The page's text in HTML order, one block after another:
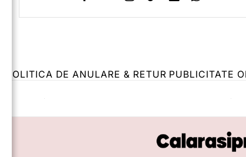
POLITICA DE ANULARE & RETUR PUBLICITATE